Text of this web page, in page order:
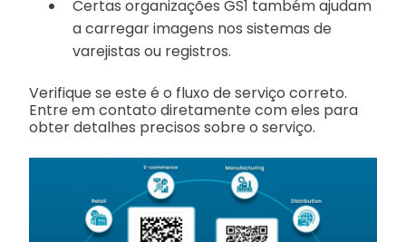
Certas organizações GS1 também ajudam
a carregar imagens nos sistemas de
varejistas ou registros.
Verifique se este é o fluxo de serviço correto.
Entre em contato diretamente com eles para
obter detalhes precisos sobre o serviço.